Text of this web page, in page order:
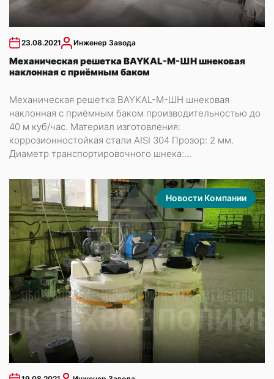
23.08.2021 Инженер Завода
Механическая решетка BAYKAL-M-ШН шнековая
наклонная с приёмным баком
Механическая решетка BAYKAL-M-ШН шнековая
наклонная с приёмным баком производительностью до
40 м куб/час. Материал изготовления:
коррозионностойкая стали AISI 304 Прозор: 2 мм.
Диаметр транспортировочного шнека:...
Новости Компании